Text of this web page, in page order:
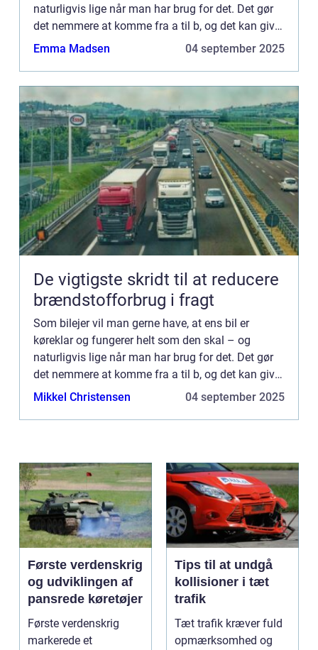
naturligvis lige når man har brug for det. Det gør
det nemmere at komme fra a til b, og det kan give
én, en stor fleksibilitet ...
Emma Madsen 04 september 2025
De vigtigste skridt til at reducere
brændstofforbrug i fragt
Som bilejer vil man gerne have, at ens bil er
køreklar og fungerer helt som den skal – og
naturligvis lige når man har brug for det. Det gør
det nemmere at komme fra a til b, og det kan give
én, en stor fleksibilitet ...
Mikkel Christensen 04 september 2025
Første verdenskrig
og udviklingen af
pansrede køretøjer
Første verdenskrig
markerede et
Tips til at undgå
kollisioner i tæt
trafik
Tæt trafik kræver fuld
opmærksomhed og